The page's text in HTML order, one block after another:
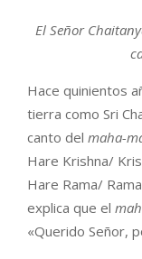
El Señor
Hace quinientos
tierra como Sri
canto del maha-
Hare Krishna/
Hare Rama/
explica que el
«Querido Señor,